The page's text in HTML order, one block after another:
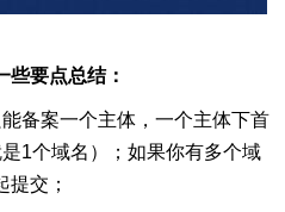
些要点总结：
备案一个主体，一个主体下首
1个域名）；如果你有多个域
交；